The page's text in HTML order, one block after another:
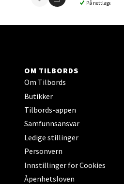
På nettlager
OM TILBORDS
Om Tilbords
Butikker
Tilbords-appen
Samfunnsansvar
Ledige stillinger
Personvern
Innstillinger for Cookies
Åpenhetsloven
Ski
Storsenter